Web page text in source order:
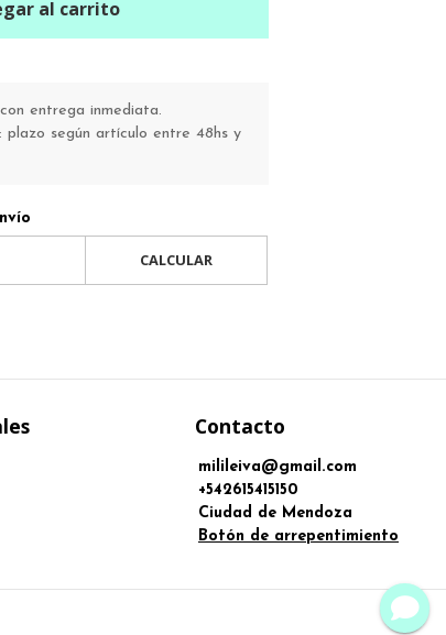
al carrito
entrega inmediata.
plazo según artículo entre 48hs y
CALCULAR
Contacto
milileiva@gmail.com
+542615415150
Ciudad de Mendoza
Botón de arrepentimiento